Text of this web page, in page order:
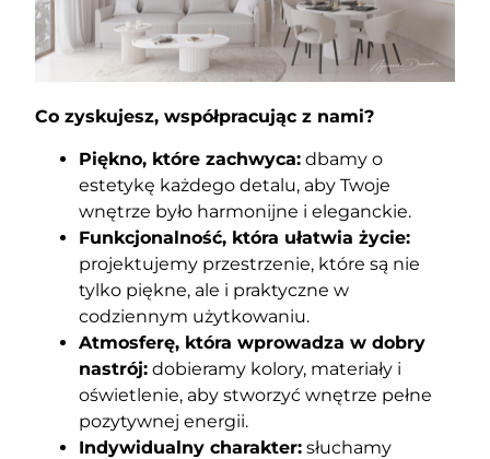
Co zyskujesz, współpracując z nami?
Piękno, które zachwyca: dbamy o
estetykę każdego detalu, aby Twoje
wnętrze było harmonijne i eleganckie.
Funkcjonalność, która ułatwia życie:
projektujemy przestrzenie, które są nie
tylko piękne, ale i praktyczne w
codziennym użytkowaniu.
Atmosferę, która wprowadza w dobry
nastrój: dobieramy kolory, materiały i
oświetlenie, aby stworzyć wnętrze pełne
pozytywnej energii.
Indywidualny charakter: słuchamy